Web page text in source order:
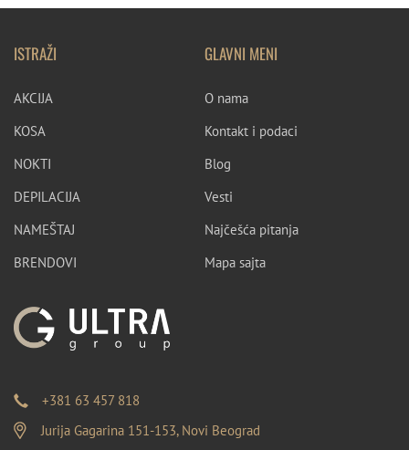
ISTRAŽI
AKCIJA
KOSA
NOKTI
DEPILACIJA
NAMEŠTAJ
BRENDOVI
GLAVNI MENI
O nama
Kontakt i podaci
Blog
Vesti
Najčešća pitanja
Mapa sajta
+381 63 457 818
Jurija Gagarina 151-153, Novi Beograd